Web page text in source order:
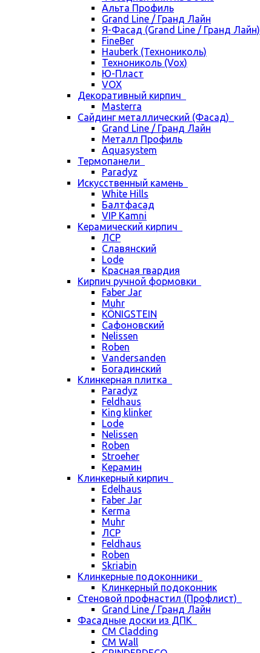
Альта Профиль
Grand Line / Гранд Лайн
Я-Фасад (Grand Line / Гранд Лайн)
FineBer
Hauberk (Технониколь)
Технониколь (Vox)
Ю-Пласт
VOX
Декоративный кирпич
Masterra
Сайдинг металлический (Фасад)
Grand Line / Гранд Лайн
Металл Профиль
Aquasystem
Термопанели
Paradyz
Искусственный камень
White Hills
Балтфасад
VIP Kamni
Керамический кирпич
ЛСР
Славянский
Lode
Красная гвардия
Кирпич ручной формовки
Faber Jar
Muhr
KÖNIGSTEIN
Сафоновский
Nelissen
Roben
Vandersanden
Богадинский
Клинкерная плитка
Paradyz
Feldhaus
King klinker
Lode
Nelissen
Roben
Stroeher
Керамин
Клинкерный кирпич
Edelhaus
Faber Jar
Kerma
Muhr
ЛСР
Feldhaus
Roben
Skriabin
Клинкерные подоконники
Клинкерный подоконник
Стеновой профнастил (Профлист)
Grand Line / Гранд Лайн
Фасадные доски из ДПК
CM Cladding
CM Wall